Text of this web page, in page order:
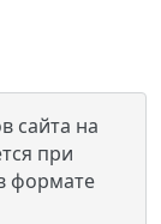
сайта на
при
формате